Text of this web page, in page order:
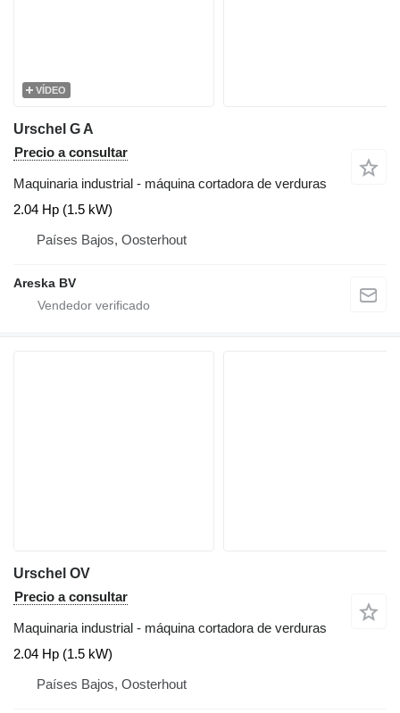
VÍDEO
Urschel G A
Precio a consultar
Maquinaria industrial - máquina cortadora de verduras
2.04 Hp (1.5 kW)
Países Bajos, Oosterhout
Areska BV
Urschel OV
Precio a consultar
Maquinaria industrial - máquina cortadora de verduras
2.04 Hp (1.5 kW)
Países Bajos, Oosterhout